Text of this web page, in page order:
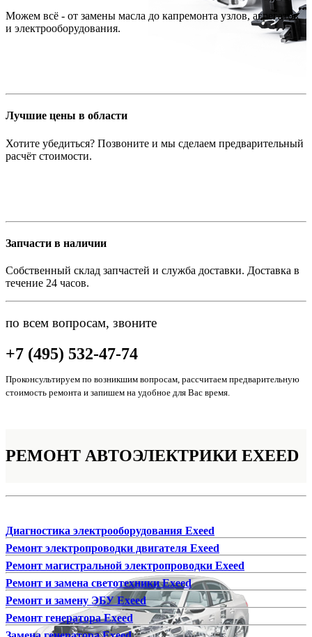
Можем всё - от замены масла до капремонта узлов, агрегатов
и электрооборудования.
Лучшие цены в области
Хотите убедиться? Позвоните и мы сделаем предварительный
расчёт стоимости.
Запчасти в наличии
Собственный склад запчастей и служба доставки. Доставка в
течение 24 часов.
по всем вопросам, звоните
+7 (495) 532-47-74
Проконсультируем по возникшим вопросам, рассчитаем предварительную
стоимость ремонта и запишем на удобное для Вас время.
РЕМОНТ АВТОЭЛЕКТРИКИ EXEED
Диагностика электрооборудования Exeed
Ремонт электропроводки двигателя Exeed
Ремонт магистральной электропроводки Exeed
Ремонт и замена светотехники Exeed
Ремонт и замену ЭБУ Exeed
Ремонт генератора Exeed